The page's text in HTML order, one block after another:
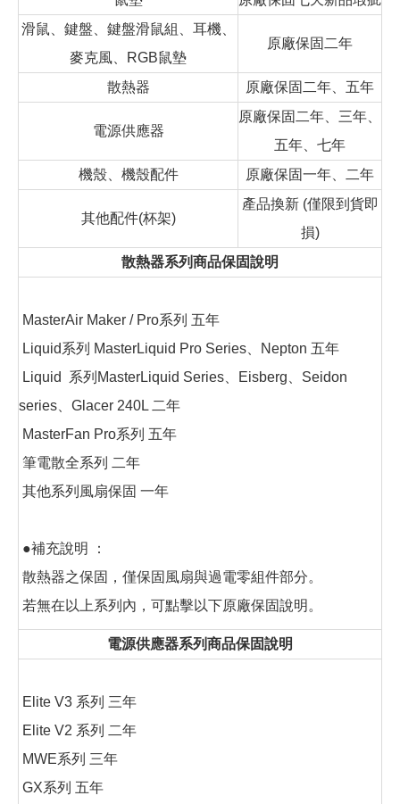
滑鼠、鍵盤、鍵盤滑鼠組、耳機、
麥克風、RGB鼠墊
原廠保固二年
散熱器 原廠保固二年、五年
電源供應器
原廠保固二年、三年、
五年、七年
機殼、機殼配件
原廠保固一年、二年
其他配件(杯架)
產品換新 (僅限到貨即
損)
散熱器系列商品保固說明
MasterAir Maker / Pro系列 五年
Liquid系列 MasterLiquid Pro Series、Nepton 五年
Liquid 系列MasterLiquid Series、Eisberg、Seidon
series、Glacer 240L 二年
MasterFan Pro系列 五年
筆電散全系列 二年
其他系列風扇保固 一年
●補充說明 ：
散熱器之保固，僅保固風扇與過電零組件部分。
若無在以上系列內，可點擊以下原廠保固說明。
電源供應器系列商品保固說明
Elite V3 系列 三年
Elite V2 系列 二年
MWE系列 三年
GX系列 五年